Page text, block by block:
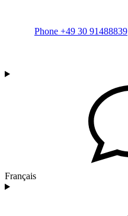
Phone +49 30 91488839
Français